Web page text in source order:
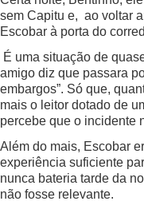
sem Capitu e, ao voltar
Escobar à porta do
É uma situação de
amigo diz que passara
embargos”. Só que,
mais o leitor dotado de
percebe que o incidente
Além do mais, Escobar
experiência suficiente
nunca bateria tarde da
não fosse relevante.